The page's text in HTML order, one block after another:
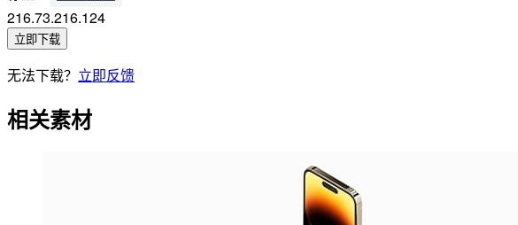
216.73.216.124
立即下载
无法下载？ 立即反馈
相关素材